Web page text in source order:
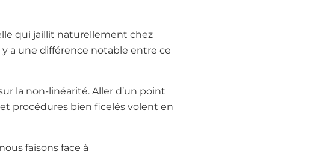
qui jaillit naturellement chez
y a une différence notable entre ce
la non-linéarité. Aller d’un point
procédures bien ficelés volent en
faisons face à